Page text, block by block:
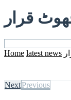
قرار
Home latest news
NextPrevious